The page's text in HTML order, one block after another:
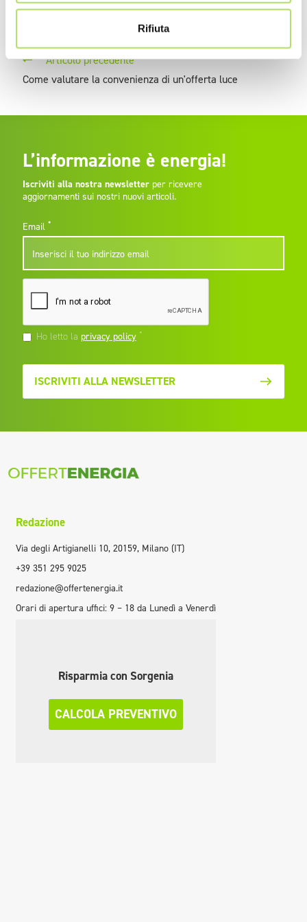
Rifiuta
Articolo precedente
Come valutare la convenienza di un'offerta luce
L’informazione è energia!
Iscriviti alla nostra newsletterper ricevere
aggiornamenti sui nostri nuovi articoli.
Email *
Ho letto la privacy policy *
ISCRIVITI ALLA NEWSLETTER
Redazione
Via degli Artigianelli 10, 20159, Milano (IT)
+39 351 295 9025
redazione@offertenergia.it
Orari di apertura uffici: 9 – 18 da Lunedì a Venerdì
Risparmia con Sorgenia
CALCOLA PREVENTIVO